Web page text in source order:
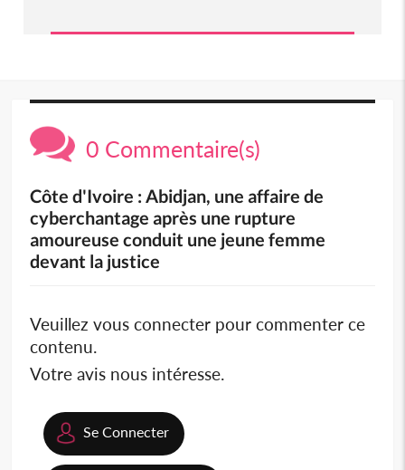
0 Commentaire(s)
Côte d'Ivoire : Abidjan, une affaire de
cyberchantage après une rupture
amoureuse conduit une jeune femme
devant la justice
Veuillez vous connecter pour commenter ce
contenu.
Votre avis nous intéresse.
Se Connecter